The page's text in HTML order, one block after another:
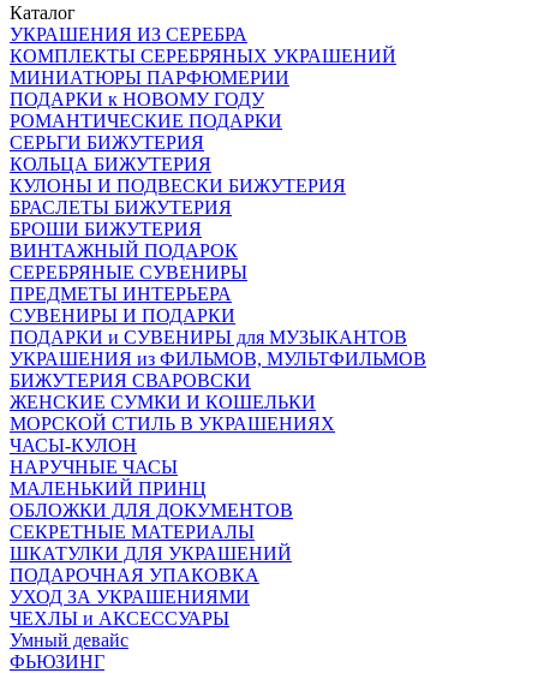
Каталог
УКРАШЕНИЯ ИЗ СЕРЕБРА
КОМПЛЕКТЫ СЕРЕБРЯНЫХ УКРАШЕНИЙ
МИНИАТЮРЫ ПАРФЮМЕРИИ
ПОДАРКИ к НОВОМУ ГОДУ
РОМАНТИЧЕСКИЕ ПОДАРКИ
СЕРЬГИ БИЖУТЕРИЯ
КОЛЬЦА БИЖУТЕРИЯ
КУЛОНЫ И ПОДВЕСКИ БИЖУТЕРИЯ
БРАСЛЕТЫ БИЖУТЕРИЯ
БРОШИ БИЖУТЕРИЯ
ВИНТАЖНЫЙ ПОДАРОК
СЕРЕБРЯНЫЕ СУВЕНИРЫ
ПРЕДМЕТЫ ИНТЕРЬЕРА
СУВЕНИРЫ И ПОДАРКИ
ПОДАРКИ и СУВЕНИРЫ для МУЗЫКАНТОВ
УКРАШЕНИЯ из ФИЛЬМОВ, МУЛЬТФИЛЬМОВ
БИЖУТЕРИЯ СВАРОВСКИ
ЖЕНСКИЕ СУМКИ И КОШЕЛЬКИ
МОРСКОЙ СТИЛЬ В УКРАШЕНИЯХ
ЧАСЫ-КУЛОН
НАРУЧНЫЕ ЧАСЫ
МАЛЕНЬКИЙ ПРИНЦ
ОБЛОЖКИ ДЛЯ ДОКУМЕНТОВ
СЕКРЕТНЫЕ МАТЕРИАЛЫ
ШКАТУЛКИ ДЛЯ УКРАШЕНИЙ
ПОДАРОЧНАЯ УПАКОВКА
УХОД ЗА УКРАШЕНИЯМИ
ЧEХЛЫ и АКСЕССУАРЫ
Умный девайс
ФЬЮЗИНГ